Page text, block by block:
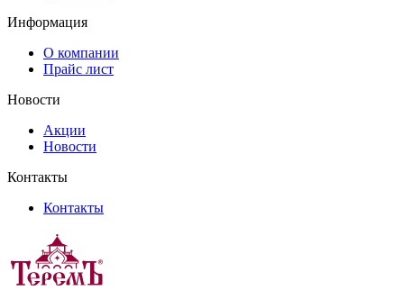
Информация
О компании
Прайс лист
Новости
Акции
Новости
Контакты
Контакты